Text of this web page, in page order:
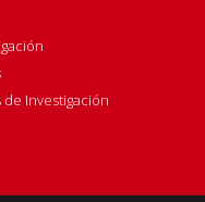
Investigación